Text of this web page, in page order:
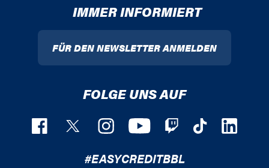
IMMER INFORMIERT
FÜR DEN NEWSLETTER ANMELDEN
FOLGE UNS AUF
#EASYCREDITBBL